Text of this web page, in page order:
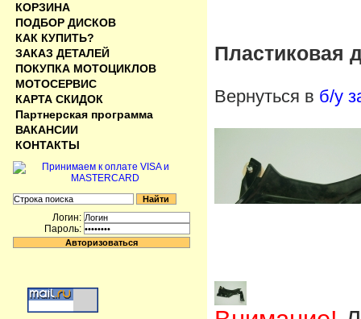
Пластиковая
Вернуться в б/у
КОРЗИНА
ПОДБОР ДИСКОВ
КАК КУПИТЬ?
ЗАКАЗ ДЕТАЛЕЙ
ПОКУПКА МОТОЦИКЛОВ
МОТОСЕРВИС
КАРТА СКИДОК
Партнерская программа
ВАКАНСИИ
КОНТАКТЫ
Логин:
Пароль: